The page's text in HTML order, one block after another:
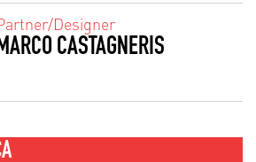
Designer
CASTAGNERIS